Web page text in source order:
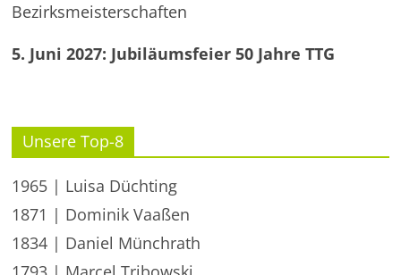
Bezirksmeisterschaften
5. Juni 2027: Jubiläumsfeier 50 Jahre TTG
Unsere Top-8
1965 | Luisa Düchting
1871 | Dominik Vaaßen
1834 | Daniel Münchrath